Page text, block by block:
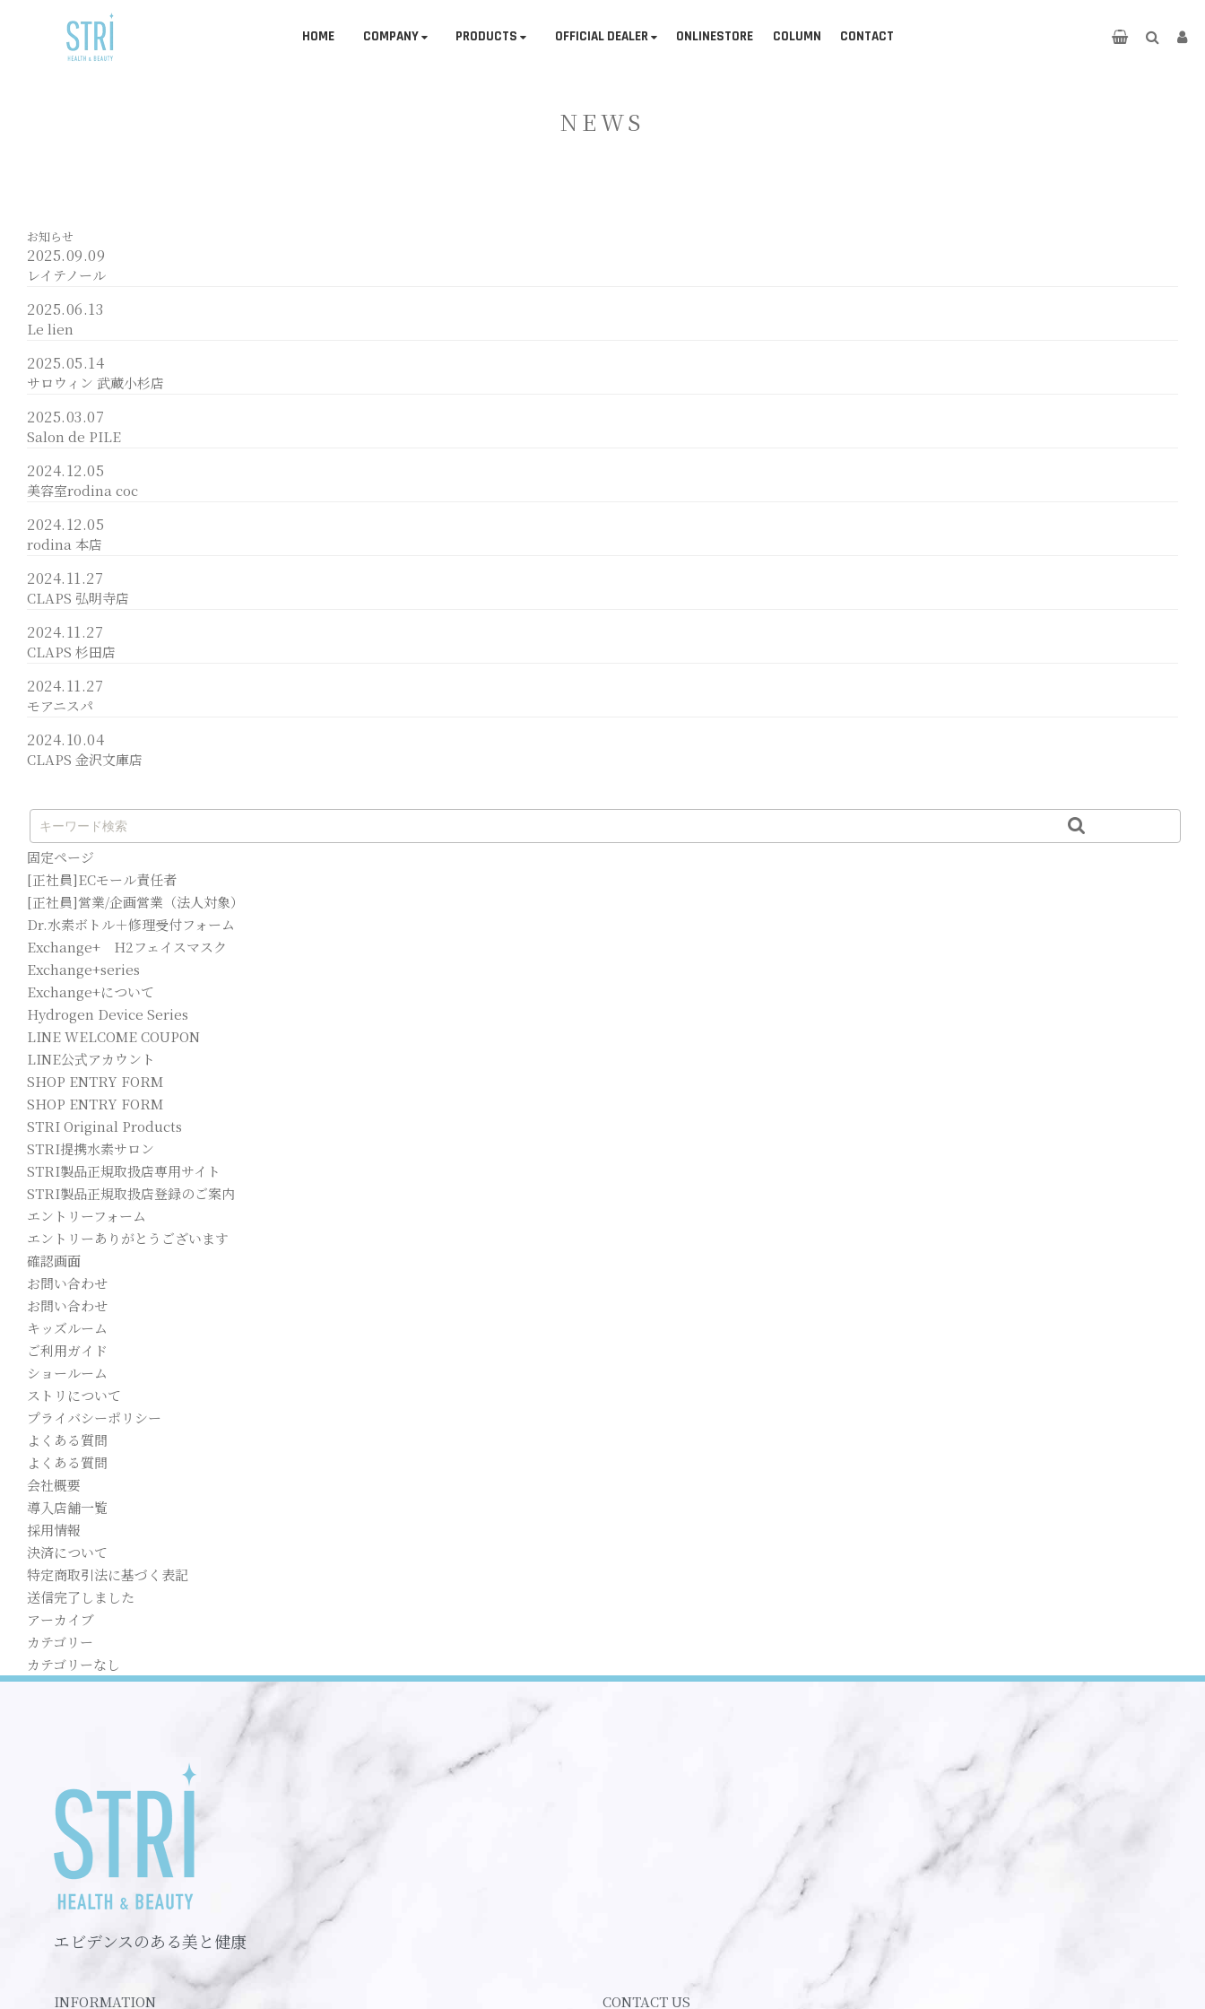
HOME COMPANY PRODUCTS OFFICIAL DEALER ONLINESTORE COLUMN CONTACT
NEWS
お知らせ
2025.09.09
レイテノール
2025.06.13
Le lien
2025.05.14
サロウィン 武蔵小杉店
2025.03.07
Salon de PILE
2024.12.05
美容室rodina coc
2024.12.05
rodina 本店
2024.11.27
CLAPS 弘明寺店
2024.11.27
CLAPS 杉田店
2024.11.27
モアニスパ
2024.10.04
CLAPS 金沢文庫店
固定ページ
[正社員]ECモール責任者
[正社員]営業/企画営業（法人対象）
Dr.水素ボトル＋修理受付フォーム
Exchange+ H2フェイスマスク
Exchange+series
Exchange+について
Hydrogen Device Series
LINE WELCOME COUPON
LINE公式アカウント
SHOP ENTRY FORM
SHOP ENTRY FORM
STRI Original Products
STRI提携水素サロン
STRI製品正規取扱店専用サイト
STRI製品正規取扱店登録のご案内
エントリーフォーム
エントリーありがとうございます
確認画面
お問い合わせ
お問い合わせ
キッズルーム
ご利用ガイド
ショールーム
ストリについて
プライバシーポリシー
よくある質問
よくある質問
会社概要
導入店舗一覧
採用情報
決済について
特定商取引法に基づく表記
送信完了しました
アーカイブ
カテゴリー
カテゴリーなし
エビデンスのある美と健康
INFORMATION CONTACT US